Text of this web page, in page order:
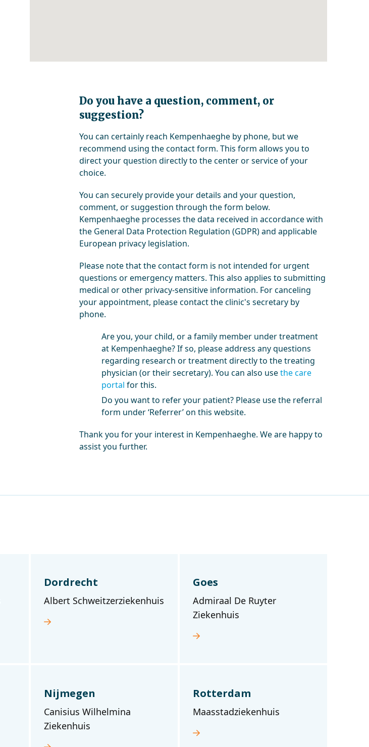
Do you have a question, comment, or
suggestion?
You can certainly reach Kempenhaeghe by phone, but we
recommend using the contact form. This form allows you to
direct your question directly to the center or service of your
choice.
You can securely provide your details and your question,
comment, or suggestion through the form below.
Kempenhaeghe processes the data received in accordance with
the General Data Protection Regulation (GDPR) and applicable
European privacy legislation.
Please note that the contact form is not intended for urgent
questions or emergency matters. This also applies to submitting
medical or other privacy-sensitive information. For canceling
your appointment, please contact the clinic's secretary by
phone.
Are you, your child, or a family member under treatment
at Kempenhaeghe? If so, please address any questions
regarding research or treatment directly to the treating
physician (or their secretary). You can also usethe care
portal for this.
Do you want to refer your patient? Please use the referral
form under ‘Referrer’ on this website.
Thank you for your interest in Kempenhaeghe. We are happy to
assist you further.
Dordrecht
Albert Schweitzerziekenhuis
Goes
Admiraal De Ruyter
Ziekenhuis
Nijmegen
Canisius Wilhelmina
Ziekenhuis
Rotterdam
Maasstadziekenhuis